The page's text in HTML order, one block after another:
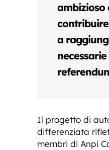
ambizioso
a
Il progetto di
differenziata
membri di Anpi